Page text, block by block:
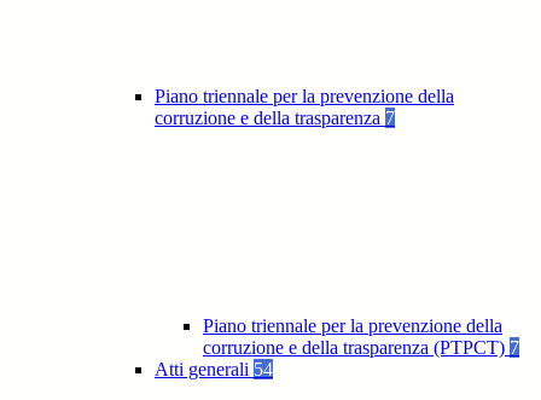
Piano triennale per la prevenzione della
corruzione e della trasparenza 7
Piano triennale per la prevenzione della
corruzione e della trasparenza (PTPCT) 7
Atti generali 54